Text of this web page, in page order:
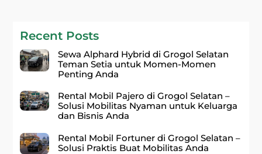
Recent Posts
Sewa Alphard Hybrid di Grogol Selatan
Teman Setia untuk Momen-Momen
Penting Anda
Rental Mobil Pajero di Grogol Selatan –
Solusi Mobilitas Nyaman untuk Keluarga
dan Bisnis Anda
Rental Mobil Fortuner di Grogol Selatan –
Solusi Praktis Buat Mobilitas Anda